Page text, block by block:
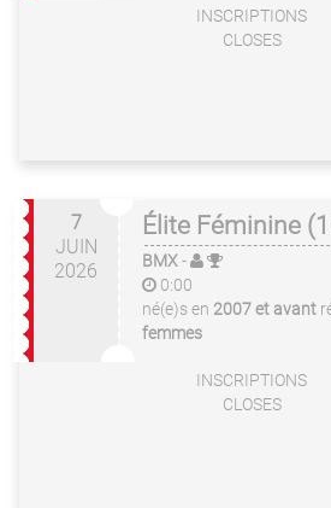
INSCRIPTIONS
CLOSES
7
JUIN
2026
Élite Féminine
BMX-
0:00
né(e)s en 2007 et avant
femmes
INSCRIPTIONS
CLOSES